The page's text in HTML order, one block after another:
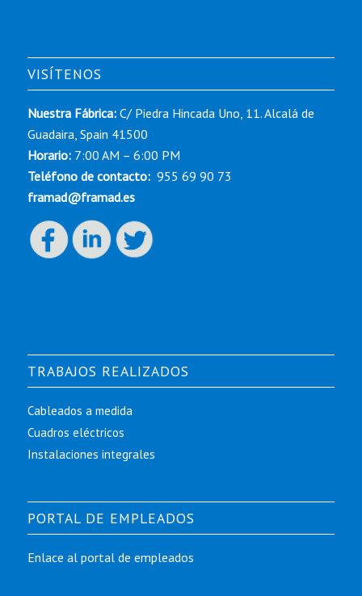
VISÍTENOS
Nuestra Fábrica:C/ Piedra Hincada Uno, 11. Alcalá de
Guadaira, Spain 41500
Horario: 7:00 AM – 6:00 PM
Teléfono de contacto: 955 69 90 73
framad@framad.es
TRABAJOS REALIZADOS
Cableados a medida
Cuadros eléctricos
Instalaciones integrales
PORTAL DE EMPLEADOS
Enlace al portal de empleados